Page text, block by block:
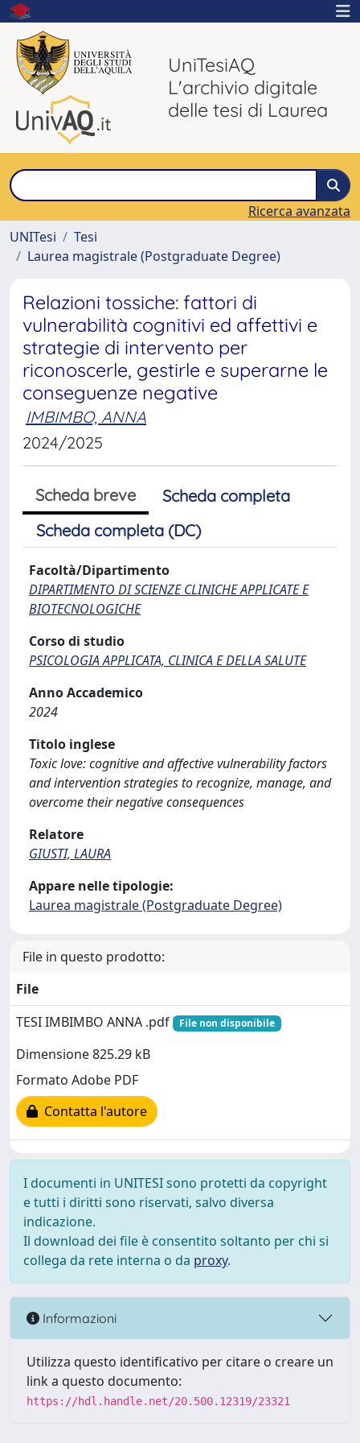
UniTesiAQ
L'archivio digitale
delle tesi di Laurea
Ricerca avanzata
UNITesi
Tesi
Laurea magistrale (Postgraduate Degree)
Relazioni tossiche: fattori di
vulnerabilità cognitivi ed affettivi e
strategie di intervento per
riconoscerle, gestirle e superarne le
conseguenze negative
IMBIMBO, ANNA
2024/2025
Scheda breve
Scheda completa
Scheda completa (DC)
Facoltà/Dipartimento
DIPARTIMENTO DI SCIENZE CLINICHE APPLICATE E
BIOTECNOLOGICHE
Corso di studio
PSICOLOGIA APPLICATA, CLINICA E DELLA SALUTE
Anno Accademico
2024
Titolo inglese
Toxic love: cognitive and affective vulnerability factors
and intervention strategies to recognize, manage, and
overcome their negative consequences
Relatore
GIUSTI, LAURA
Appare nelle tipologie:
Laurea magistrale (Postgraduate Degree)
File in questo prodotto:
File
TESI IMBIMBO ANNA .pdf
File non disponibile
Dimensione 825.29 kB
Formato Adobe PDF
Contatta l'autore
I documenti in UNITESI sono protetti da copyright
e tutti i diritti sono riservati, salvo diversa
indicazione.
Il download dei file è consentito soltanto per chi si
collega da rete interna o da proxy.
Informazioni
Utilizza questo identificativo per citare o creare un
link a questo documento:
https://hdl.handle.net/20.500.12319/23321